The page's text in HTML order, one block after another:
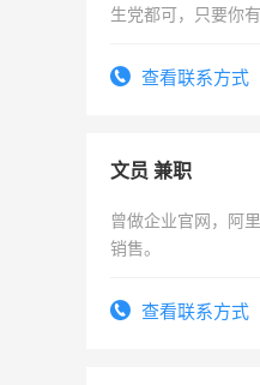
生党都可，只要你
勤快的四五十，每
查看联系方式
文员 兼职
曾做企业官网，阿
销售。
查看联系方式